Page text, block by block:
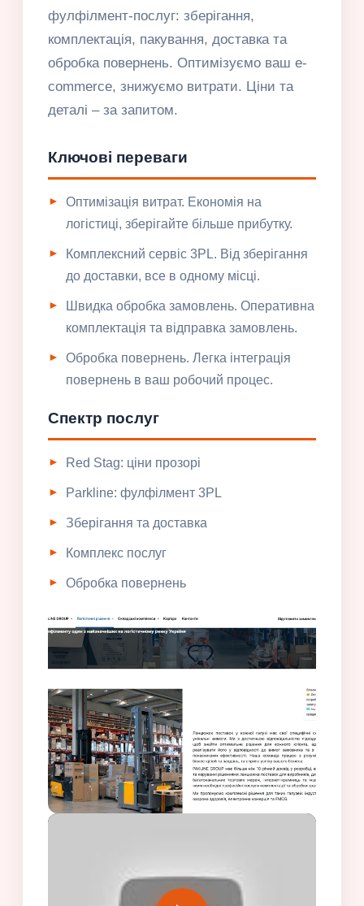
фулфілмент-послуг: зберігання,
комплектація, пакування, доставка та
обробка повернень. Оптимізуємо ваш e-
commerce, знижуємо витрати. Ціни та
деталі – за запитом.
Ключові переваги
Оптимізація витрат. Економія на
логістиці, зберігайте більше прибутку.
Комплексний сервіс 3PL. Від зберігання
до доставки, все в одному місці.
Швидка обробка замовлень. Оперативна
комплектація та відправка замовлень.
Обробка повернень. Легка інтеграція
повернень в ваш робочий процес.
Спектр послуг
Red Stag: ціни прозорі
Parkline: фулфілмент 3PL
Зберігання та доставка
Комплекс послуг
Обробка повернень